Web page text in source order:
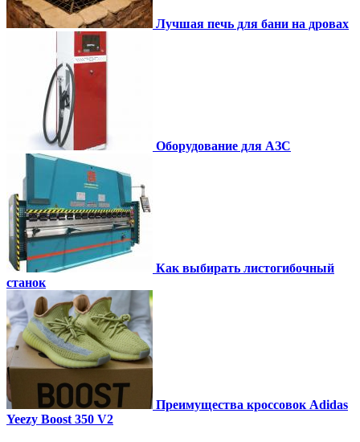
Лучшая печь для бани на дровах
Оборудование для АЗС
Как выбирать листогибочный
станок
Преимущества кроссовок Adidas
Yeezy Boost 350 V2